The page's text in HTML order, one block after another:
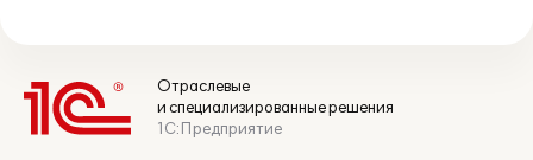
Отраслевые
и специализированные решения
1С:Предприятие